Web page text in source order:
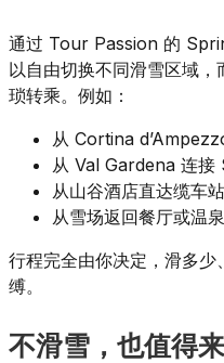
通过 Tour Passion 的
以自由切换不同滑雪区域
琐转乘。例如：
从 Cortina
从 Val Gardena 连接
从山谷酒店直达缆车站
从雪场返回餐厅或温
行程完全由你决定，滑多少
缚。
不滑雪，也值得